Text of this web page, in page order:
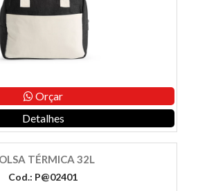
Orçar
Detalhes
TÉRMICA 32L
Cod.: P@02401